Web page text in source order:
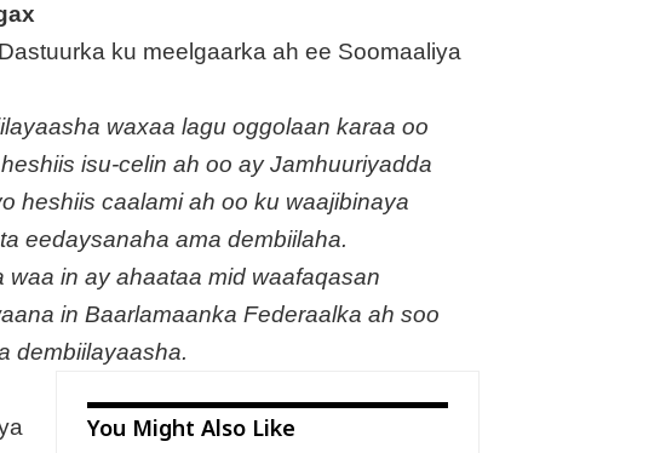
ku meelgaarka ah ee Soomaaliya
waxaa lagu oggolaan karaa oo
isu-celin ah oo ay Jamhuuriyadda
heshiis caalami ah oo ku waajibinaya
eedaysanaha ama dembiilaha.
in ay ahaataa mid waafaqasan
in Baarlamaanka Federaalka ah soo
dembiilayaasha.
You Might Also Like